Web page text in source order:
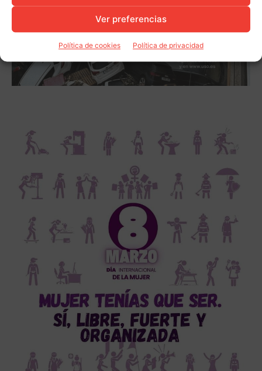
Ver preferencias
Política de cookies Política de privacidad